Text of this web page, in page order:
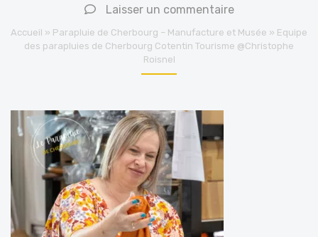
Laisser un commentaire
Accueil » Parapluie de Cherbourg – Manufacture et Musée » Equipe
des parapluies de Cherbourg Cotentin Tourisme @Christophe
Roisnel